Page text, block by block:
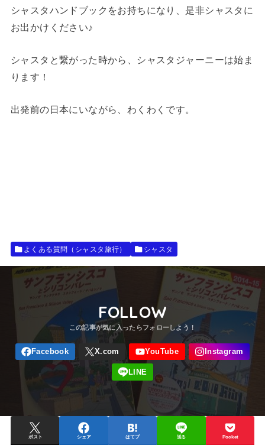
シャスタハンドブックをお持ちになり、是非シャスタに
お出かけください♪
シャスタと繋がった時から、シャスタジャーニーは始ま
ります！
出発前の日本にいながら、わくわくです。
よくある質問（シャスタ旅行） シャスタ
FOLLOW
ポスト シェア はてブ 送る Pocket